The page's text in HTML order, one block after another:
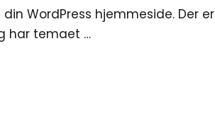
WordPress hjemmeside. Der er
har temaet …